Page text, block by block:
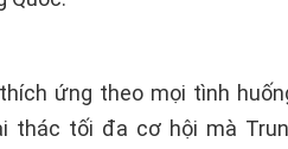
ứng theo mọi tình
thác tối đa cơ hội mà